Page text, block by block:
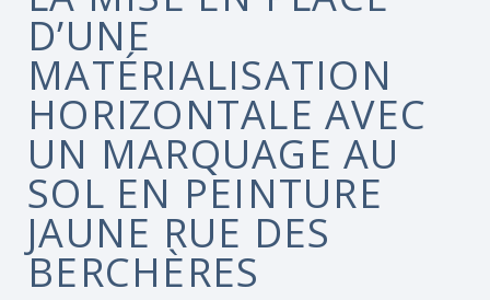
D’UNE
MATÉRIALISATION
HORIZONTALE AVEC
UN MARQUAGE AU
SOL EN PEINTURE
JAUNE RUE DES
BERCHÈRES